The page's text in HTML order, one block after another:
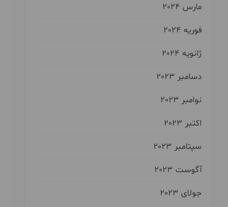
مارس 2024
فوریه 2024
ژانویه 2024
دسامبر 2023
نوامبر 2023
اکتبر 2023
سپتامبر 2023
آگوست 2023
جولای 2023